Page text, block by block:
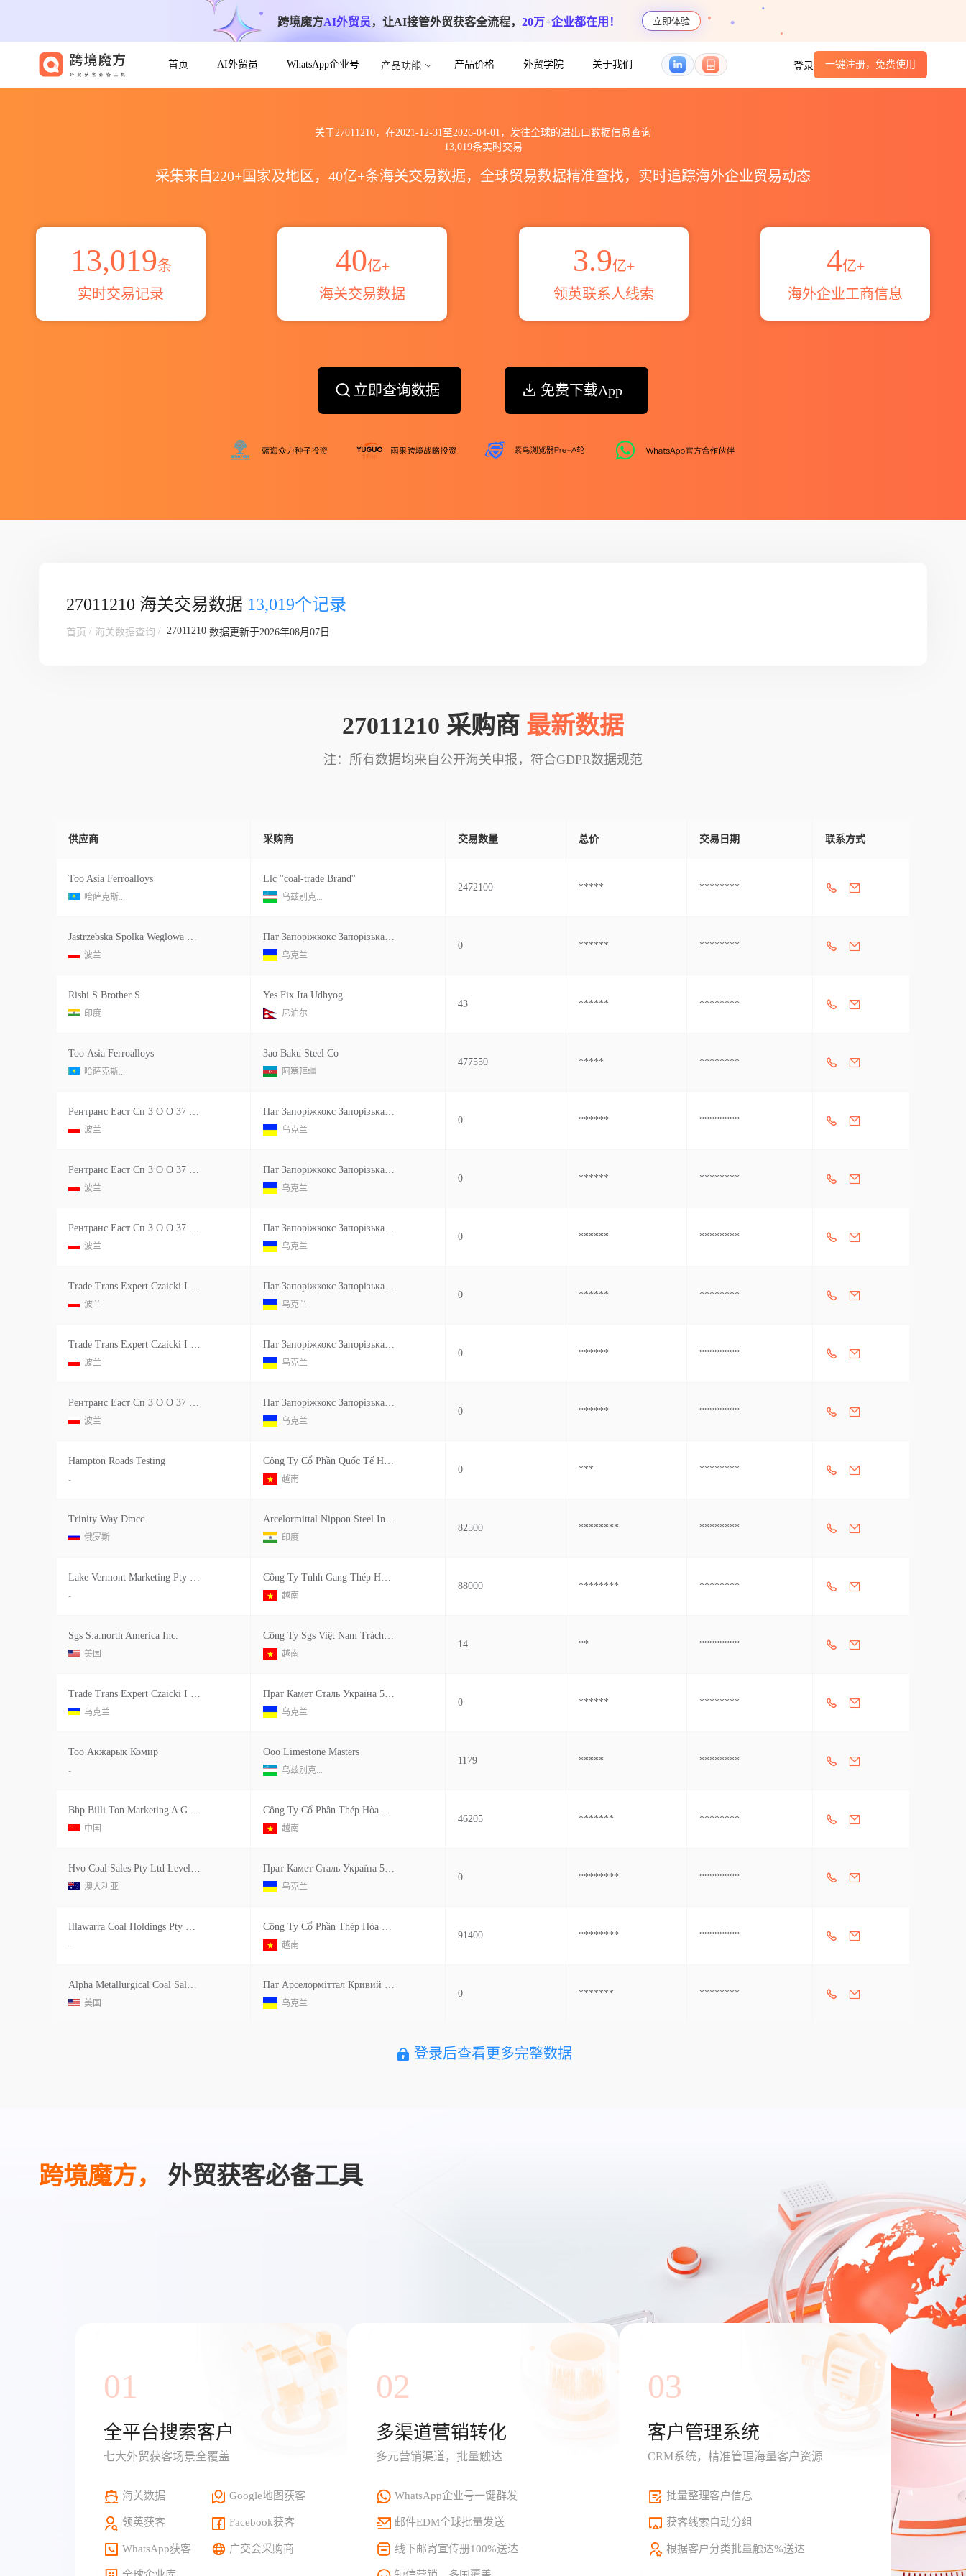
跨境魔方AI外贸员，让AI接管外贸获客全流程， 20万+企业都在用！ 立即体验
首页 AI外贸员 WhatsApp企业号 产品功能 产品价格 外贸学院 关于我们 登录 一键注册，免费使用
关于27011210，在2021-12-31至2026-04-01，发往全球的进出口数据信息查询
13,019条实时交易
采集来自220+国家及地区，40亿+条海关交易数据，全球贸易数据精准查找，实时追踪海外企业贸易动态
13,019条
实时交易记录
40亿+
海关交易数据
3.9亿+
领英联系人线索
4亿+
海外企业工商信息
立即查询数据 免费下载App
27011210 海关交易数据 13,019个记录
首页 / 海关数据查询 / 27011210 数据更新于2026年08月07日
27011210 采购商 最新数据
注：所有数据均来自公开海关申报，符合GDPR数据规范
供应商 采购商 交易数量 总价 交易日期 联系方式
Too Asia Ferroalloys
哈萨克斯...
Llc ''coal-trade Brand''
乌兹别克...
2472100 ***** ********
Jastrzebska Spolka Weglowa S A Kopalnia Wegla Kamiennego Borynia Zofiowka Ruch Borynia Ribnicka 6
波兰
Пат Запоріжкокс Запорізька Обл М Запоріжжя Вул Діагональна 4 Україна
乌克兰
0 ****** ********
Rishi S Brother S
印度
Yes Fix Ita Udhyog
尼泊尔
43 ****** ********
Тоо Asia Ferroalloys
哈萨克斯...
Зао Baku Steel Co
阿塞拜疆
477550 ***** ********
Рентранс Еаст Сп З О О 37 700 Перемисль Кровники 93 А Польща
波兰
Пат Запоріжкокс Запорізька Обл М Запоріжжя Вул Діагональна 4 Україна
乌克兰
0 ****** ********
Рентранс Еаст Сп З О О 37 700 Перемисль Кровники 93 А Польща
波兰
Пат Запоріжкокс Запорізька Обл М Запоріжжя Вул Діагональна 4 Україна
乌克兰
0 ****** ********
Рентранс Еаст Сп З О О 37 700 Перемисль Кровники 93 А Польща
波兰
Пат Запоріжкокс Запорізька Обл М Запоріжжя Вул Діагональна 4 Україна
乌克兰
0 ****** ********
Trade Trans Expert Czaicki I Czaicki Sp Z O O 41 260 Slawkow Ul Debowa Gora 29 Польша
波兰
Пат Запоріжкокс Запорізька Обл М Запоріжжя Вул Діагональна 4 Україна
乌克兰
0 ****** ********
Trade Trans Expert Czaicki I Czaicki Sp Z O O 41 260 Slawkow Ul Debowa Gora 29 Польша
波兰
Пат Запоріжкокс Запорізька Обл М Запоріжжя Вул Діагональна 4 Україна
乌克兰
0 ****** ********
Рентранс Еаст Сп З О О 37 700 Перемисль Кровники 93 А Польща
波兰
Пат Запоріжкокс Запорізька Обл М Запоріжжя Вул Діагональна 4 Україна
乌克兰
0 ****** ********
Hampton Roads Testing
-
Công Ty Cổ Phần Quốc Tế Hảo Vận
越南
0 *** ********
Trinity Way Dmcc
俄罗斯
Arcelormittal Nippon Steel India Ltd.
印度
82500 ******** ********
Lake Vermont Marketing Pty Ltd.
-
Công Ty Tnhh Gang Thép Hưng Nghiệp Formosa Hà Tĩnh
越南
88000 ******** ********
Sgs S.a.north America Inc.
美国
Công Ty Sgs Việt Nam Trách Nhiệm Hữu Hạn
越南
14 ** ********
Trade Trans Expert Czaicki I Czaicki Sp Z O O 41 260 Slawkow Ul Debowa Gora 29 Polska
乌克兰
Прат Камет Сталь Україна 51925 Дніпропетровська Обл М Кам Янське Вул Соборна 18
乌克兰
0 ****** ********
Тоо Акжарык Комир
-
Ооо Limestone Masters
乌兹别克...
1179 ***** ********
Bhp Billi Ton Marketing A G Singapore Branch
中国
Công Ty Cổ Phần Thép Hòa Phát Dung Quất
越南
46205 ******* ********
Hvo Coal Sales Pty Ltd Level 44 Gateway Building 1 Macquarie Place Sydney Nsw 2000 Austra
澳大利亚
Прат Камет Сталь Україна 51925 Дніпропетровська Обл М Кам Янське Вул Соборна 18
乌克兰
0 ******** ********
Illawarra Coal Holdings Pty Limited
-
Công Ty Cổ Phần Thép Hòa Phát Dung Quất
越南
91400 ******** ********
Alpha Metallurgical Coal Sales Llc
美国
Пат Арселорміттал Кривий Ріг М Кривий Ріг Вул Орджонікідзе 1 Україна
乌克兰
0 ******* ********
登录后查看更多完整数据
跨境魔方， 外贸获客必备工具
01
全平台搜索客户
七大外贸获客场景全覆盖
海关数据 Google地图获客
领英获客 Facebook获客
WhatsApp获客 广交会采购商
02
多渠道营销转化
多元营销渠道，批量触达
WhatsApp企业号一键群发
邮件EDM全球批量发送
线下邮寄宣传册100%送达
03
客户管理系统
CRM系统，精准管理海量客户资源
批量整理客户信息
获客线索自动分组
根据客户分类批量触达%送达